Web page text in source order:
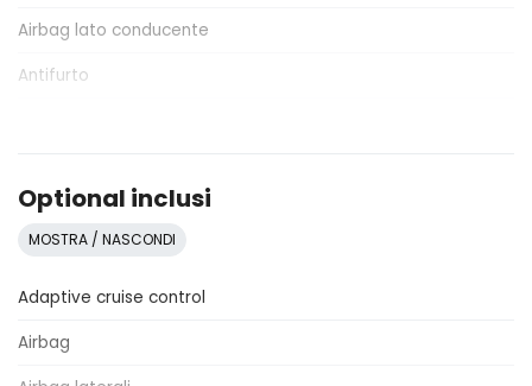
Airbag lato conducente
Antifurto
Assistente al parcheggio
Avvisatore acustico di sicurezza
Avviso del cambio di corsia
Optional inclusi
MOSTRA / NASCONDI
Adaptive cruise control
Airbag